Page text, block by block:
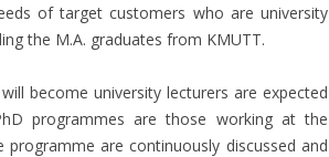
of target customers who are university
the M.A. graduates from KMUTT.
become university lecturers are expected
programmes are those working at the
are continuously discussed and